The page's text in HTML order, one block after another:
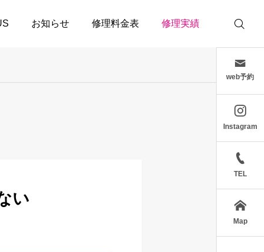
お知らせ 修理料金表 修理実績
web予約
Instagram
TEL
Map
い